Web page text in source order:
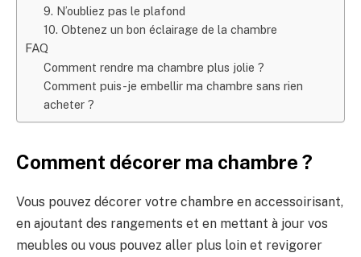
9. N’oubliez pas le plafond
10. Obtenez un bon éclairage de la chambre
FAQ
Comment rendre ma chambre plus jolie ?
Comment puis-je embellir ma chambre sans rien
acheter ?
Comment décorer ma chambre ?
Vous pouvez décorer votre chambre en accessoirisant,
en ajoutant des rangements et en mettant à jour vos
meubles ou vous pouvez aller plus loin et revigorer